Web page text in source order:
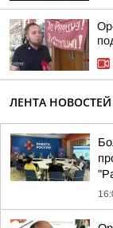
ЛЕНТА НОВОСТЕЙ